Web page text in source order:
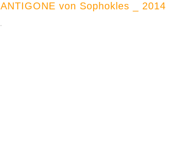
ANTIGONE von Sophokles _ 2014